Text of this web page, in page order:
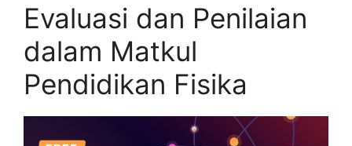
Evaluasi dan Penilaian
dalam Matkul
Pendidikan Fisika